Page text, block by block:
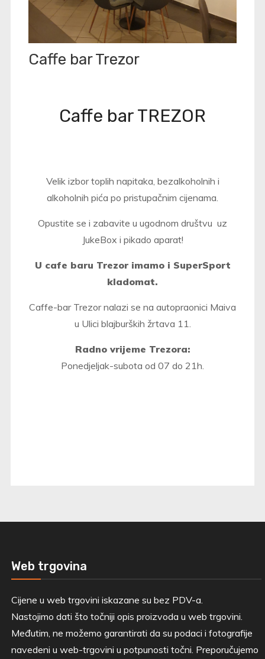
Caffe bar Trezor
Caffe bar TREZOR
Velik izbor toplih napitaka, bezalkoholnih i
alkoholnih pića po pristupačnim cijenama.
Opustite se i zabavite u ugodnom društvu uz
JukeBox i pikado aparat!
U cafe baru Trezor imamo i SuperSport
kladomat.
Caffe-bar Trezor nalazi se na autopraonici Maiva
u Ulici blajburških žrtava 11.
Radno vrijeme Trezora:
Ponedjeljak-subota od 07 do 21h.
Web trgovina
Cijene u web trgovini iskazane su bez PDV-a.
Nastojimo dati što točniji opis proizvoda u web trgovini.
Međutim, ne možemo garantirati da su podaci i fotografije
navedeni u web-trgovini u potpunosti točni. Preporučujemo